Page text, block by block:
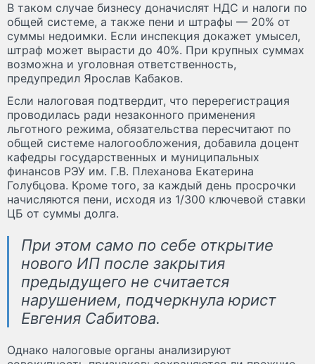
В таком случае бизнесу доначислят НДС и налоги по
общей системе, а также пени и штрафы — 20% от
суммы недоимки. Если инспекция докажет умысел,
штраф может вырасти до 40%. При крупных суммах
возможна и уголовная ответственность,
предупредил Ярослав Кабаков.
Если налоговая подтвердит, что перерегистрация
проводилась ради незаконного применения
льготного режима, обязательства пересчитают по
общей системе налогообложения, добавила доцент
кафедры государственных и муниципальных
финансов РЭУ им. Г.В. Плеханова Екатерина
Голубцова. Кроме того, за каждый день просрочки
начисляются пени, исходя из 1/300 ключевой ставки
ЦБ от суммы долга.
При этом само по себе открытие
нового ИП после закрытия
предыдущего не считается
нарушением, подчеркнула юрист
Евгения Сабитова.
Однако налоговые органы анализируют